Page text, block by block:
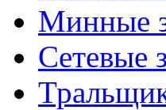
Минные
Сетевые